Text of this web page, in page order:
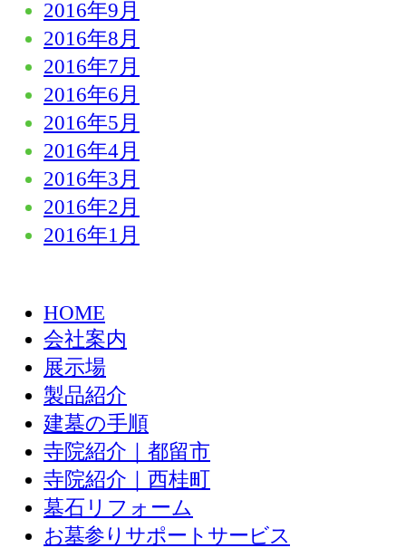
2016年9月
2016年8月
2016年7月
2016年6月
2016年5月
2016年4月
2016年3月
2016年2月
2016年1月
HOME
会社案内
展示場
製品紹介
建墓の手順
寺院紹介｜都留市
寺院紹介｜西桂町
墓石リフォーム
お墓参りサポートサービス